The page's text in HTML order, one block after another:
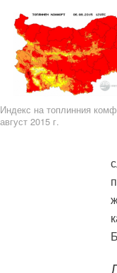
Индекс на топлинния
август 2015 г.